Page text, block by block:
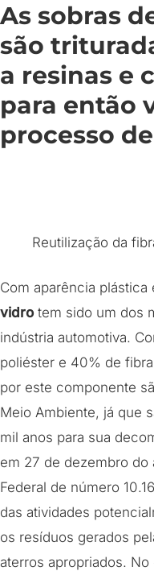
As sobras
são
a resinas e
para então
processo
Reutilização da
Com aparência plástica
vidro tem sido um dos
indústria automotiva.
poliéster e 40% de
por este componente
Meio Ambiente, já que
mil anos para sua
em 27 de dezembro
Federal de número
das atividades
os resíduos gerados
aterros apropriados.